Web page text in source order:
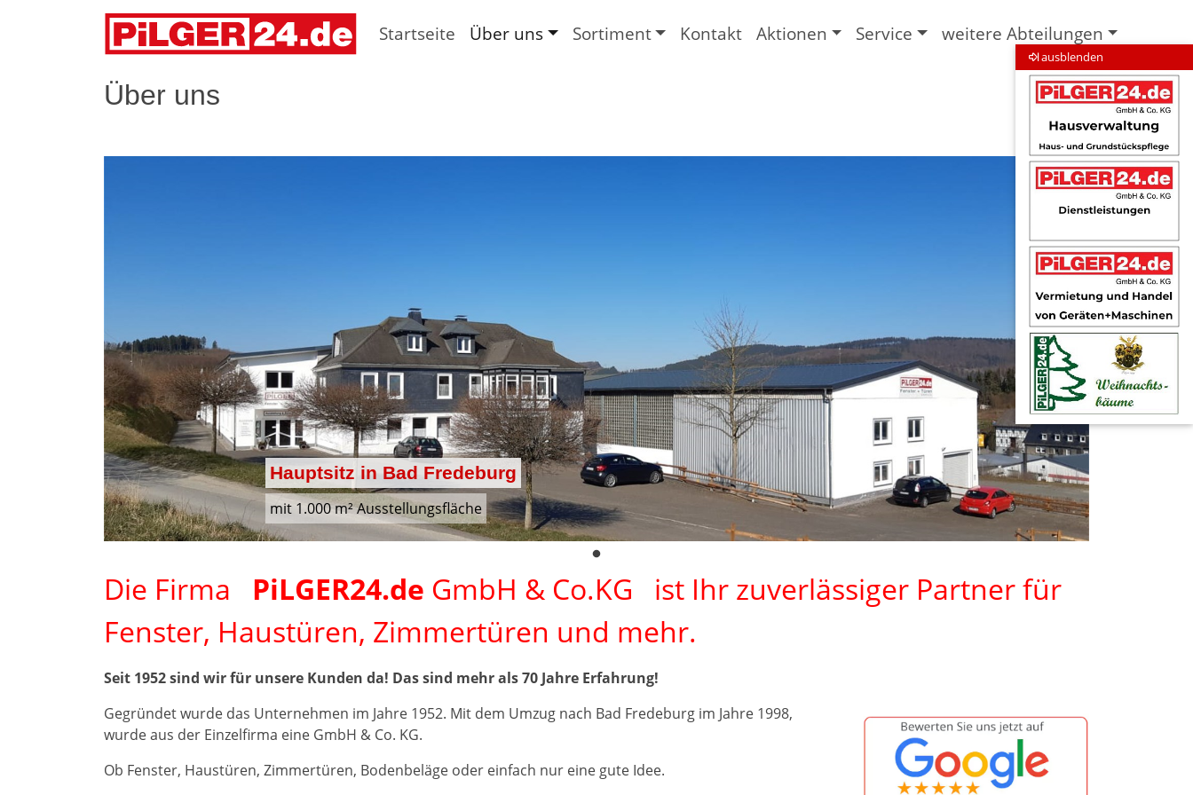
Startseite Über uns Sortiment Kontakt Aktionen Service weitere Abteilungen
ausblenden
Über uns
Hauptsitz in Bad Fredeburg
mit 1.000 m² Ausstellungsfläche
Die Firma PiLGER24.de GmbH & Co.KG ist Ihr zuverlässiger Partner für
Fenster, Haustüren, Zimmertüren und mehr.
Seit 1952 sind wir für unsere Kunden da! Das sind mehr als 70 Jahre Erfahrung!
Gegründet wurde das Unternehmen im Jahre 1952. Mit dem Umzug nach Bad Fredeburg im Jahre 1998,
wurde aus der Einzelfirma eine GmbH & Co. KG.
Ob Fenster, Haustüren, Zimmertüren, Bodenbeläge oder einfach nur eine gute Idee.